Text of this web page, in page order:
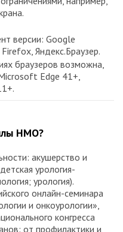
версии: Google
Яндекс.Браузер.
браузеров возможна,
Edge 41+,
НМО?
акушерство и
урология-
урология).
онлайн-семинара
и онкоурологии»,
конгресса
от профилактики и